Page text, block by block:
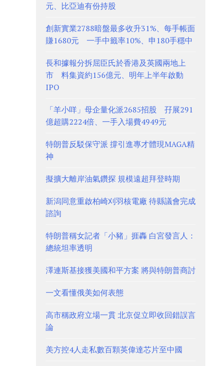
元、比亞迪有份持股
創新實業2788暗盤最多收升31%、每手帳面
賺1680元 一手中籤率10%、申180手穩中
長和據報分拆屈臣氏於香港及英國兩地上
市 料集資約156億元、明年上半年啟動
IPO
「羊小咩」母企量化派2685招股 孖展291
億超購2224倍、一手入場費4949元
特朗普反駁保守派 撐引進專才體現MAGA精
神
擬擴大離岸油氣鑽探 規模遠超拜登時期
新潟同意重啟柏崎刈羽核電廠 待縣議會完成
諮詢
特朗普稱女記者「小豬」捱轟 白宮發言人：
總統坦率透明
澤連斯基接獲美國和平方案 將與特朗普商討
一文看懂俄美如何表態
高市稱政府立場一貫 北京促立即收回錯誤言
論
美方控4人走私數百顆英偉達芯片至中國